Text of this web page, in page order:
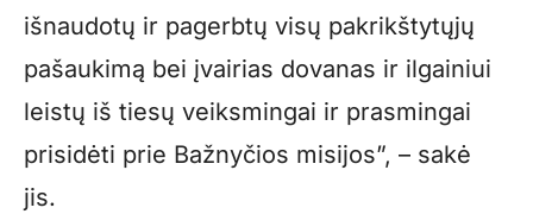
išnaudotų ir pagerbtų visų pakrikštytųjų
pašaukimą bei įvairias dovanas ir ilgainiui
leistų iš tiesų veiksmingai ir prasmingai
prisidėti prie Bažnyčios misijos”, – sakė
jis.